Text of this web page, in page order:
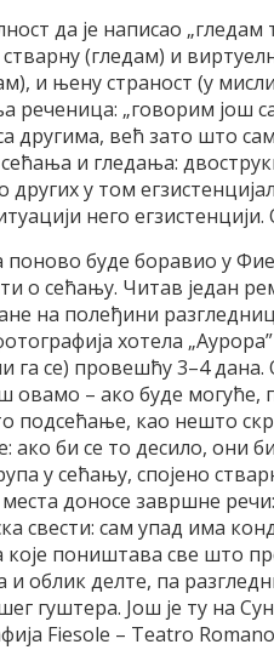
да је написао
(гледам) и
и њену страност (у
реченица: „говорим још
другима, већ зато што
сећања и гледања:
других у том
него
поново буде боравио у
о сећању. Читав један
на полеђини
фотографија хотела
га се) провешћу 3–4
овамо – ако буде могуће,
подсећање, као нешто
ако би се то десило, они би
у сећању, спојено
места доносе завршне
свести: сам упад има
поништава све што
и облик делте, па
гуштера. Још је ту на
Fiesole – Teatro